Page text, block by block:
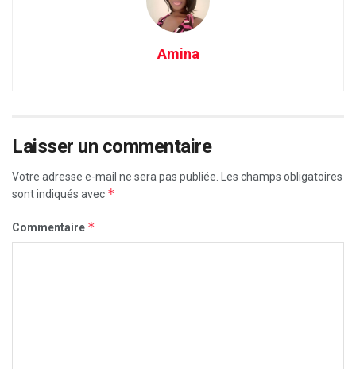
Amina
Laisser un commentaire
Votre adresse e-mail ne sera pas publiée.
Les champs obligatoires
sont indiqués avec *
Commentaire *